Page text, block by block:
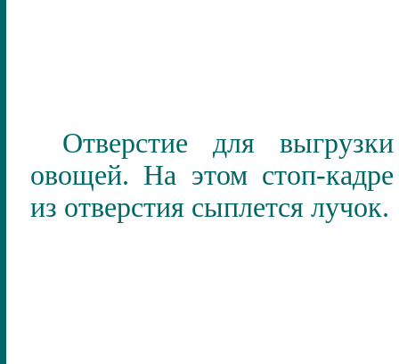
Отверстие для выгрузки
овощей. На этом стоп-кадре
из отверстия сыплется лучок.